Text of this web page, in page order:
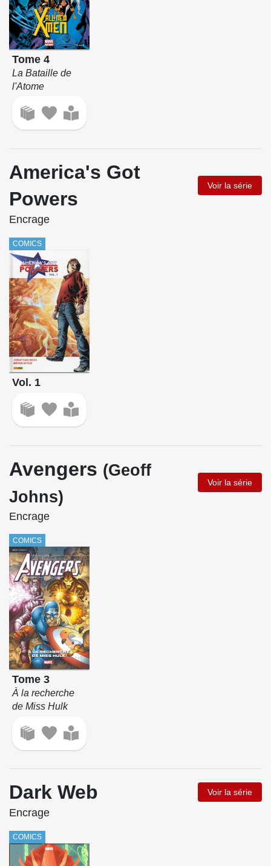
Tome 4
La Bataille de
l'Atome
America's Got
Powers
Voir la série
Encrage
COMICS
Vol. 1
Avengers (Geoff
Johns)
Voir la série
Encrage
COMICS
Tome 3
À la recherche
de Miss Hulk
Dark Web Voir la série
Encrage
COMICS